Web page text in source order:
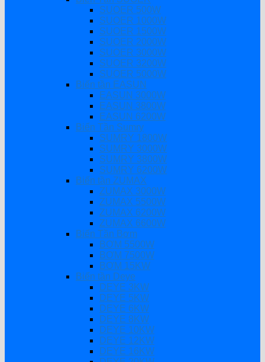
SUOER 500W
SUOER 1000W
SUOER 1500W
SUOER 2000W
SUOER 3000W
SUOER 3200W
SUOER 5000W
Biến tần EASUN
EASUN 3000W
EASUN 3800W
EASUN 6200W
Biến Tần Sumry
SUMRY 1800W
SUMRY 3000W
SUMRY 3800W
SUMRY 6200W
Biến tần ZUMAX
ZUMAX 3000W
ZUMAX 5500W
ZUMAX 6200W
ZUMAX 6600W
Biến Tần Bơm
BƠM 5500W
BƠM 7500W
BƠM 15KW
Biến tần Deye
DEYE 3KW
DEYE 5KW
DEYE 6KW
DEYE 8KW
DEYE 10KW
DEYE 12KW
DEYE 16KW